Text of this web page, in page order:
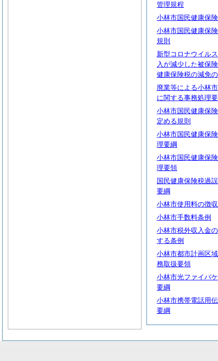
管理規程
小林市国民健康保
小林市国民健康保
規則
新型コロナウイル
入が減少した被保
健康保険税の減免
廃業等による小林
に関する事務処理
小林市国民健康保
定める規則
小林市国民健康保
理要綱
小林市国民健康保
理要領
国民健康保険税過
要綱
小林市使用料の徴
小林市手数料条例
小林市税外収入金
する条例
小林市都市計画区
務取扱要領
小林市光ファイバ
要綱
小林市携帯電話用
要綱